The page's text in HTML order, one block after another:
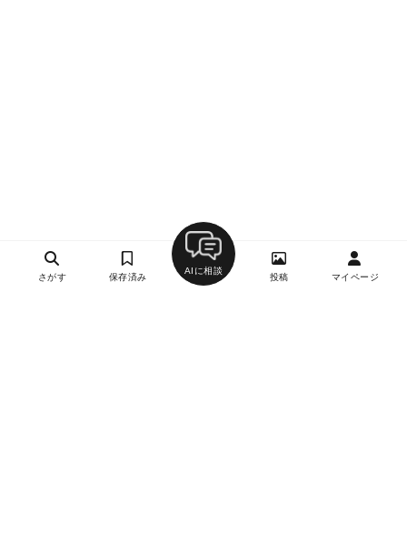
さがす 保存済み
AIに相談
投稿 マイページ